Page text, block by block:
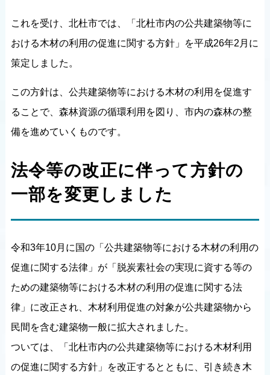
これを受け、北杜市では、「北杜市内の公共建築物等に
おける木材の利用の促進に関する方針」を平成26年2月に
策定しました。
この方針は、公共建築物等における木材の利用を促進す
ることで、森林資源の循環利用を図り、市内の森林の整
備を進めていくものです。
法令等の改正に伴って方針の
一部を変更しました
令和3年10月に国の「公共建築物等における木材の利用の
促進に関する法律」が「脱炭素社会の実現に資する等の
ための建築物等における木材の利用の促進に関する法
律」に改正され、木材利用促進の対象が公共建築物から
民間を含む建築物一般に拡大されました。
ついては、「北杜市内の公共建築物等における木材利用
の促進に関する方針」を改正するとともに、引き続き木